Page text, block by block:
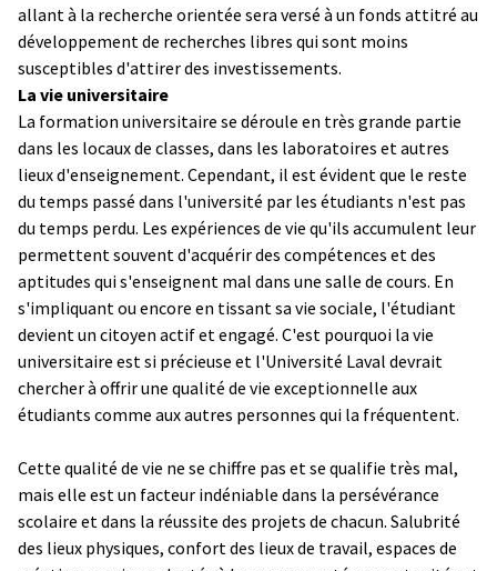
allant à la recherche orientée sera versé à un fonds attitré au
développement de recherches libres qui sont moins
susceptibles d'attirer des investissements.
La vie universitaire
La formation universitaire se déroule en très grande partie
dans les locaux de classes, dans les laboratoires et autres
lieux d'enseignement. Cependant, il est évident que le reste
du temps passé dans l'université par les étudiants n'est pas
du temps perdu. Les expériences de vie qu'ils accumulent leur
permettent souvent d'acquérir des compétences et des
aptitudes qui s'enseignent mal dans une salle de cours. En
s'impliquant ou encore en tissant sa vie sociale, l'étudiant
devient un citoyen actif et engagé. C'est pourquoi la vie
universitaire est si précieuse et l'Université Laval devrait
chercher à offrir une qualité de vie exceptionnelle aux
étudiants comme aux autres personnes qui la fréquentent.
Cette qualité de vie ne se chiffre pas et se qualifie très mal,
mais elle est un facteur indéniable dans la persévérance
scolaire et dans la réussite des projets de chacun. Salubrité
des lieux physiques, confort des lieux de travail, espaces de